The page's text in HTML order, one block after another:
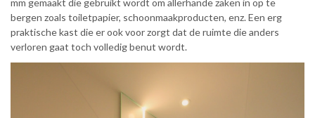
mm gemaakt die gebruikt wordt om allerhande zaken in op te
bergen zoals toiletpapier, schoonmaakproducten, enz. Een erg
praktische kast die er ook voor zorgt dat de ruimte die anders
verloren gaat toch volledig benut wordt.